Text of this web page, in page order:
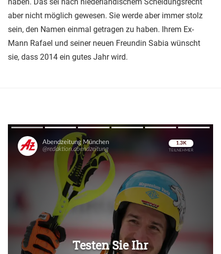
aber nicht möglich gewesen. Sie werde aber immer stolz
sein, den Namen einmal getragen zu haben. Ihrem Ex-
Mann Rafael und seiner neuen Freundin Sabia wünscht
sie, dass 2014 ein gutes Jahr wird.
Überspringen